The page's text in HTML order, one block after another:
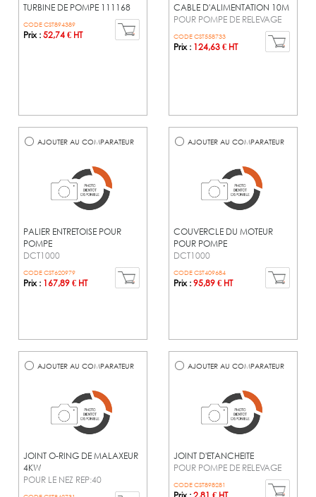
TURBINE DE POMPE 111168
CODE CST894389
Prix :52,74 € HT
CABLE D'ALIMENTATION 10M
POUR POMPE DE RELEVAGE
CODE CST558733
Prix : 124,63 € HT
AJOUTER AU COMPARATEUR
PALIER ENTRETOISE POUR
POMPE
DCT1000
CODE CST620979
Prix : 167,89 € HT
AJOUTER AU COMPARATEUR
COUVERCLE DU MOTEUR
POUR POMPE
DCT1000
CODE CST409684
Prix :95,89 € HT
AJOUTER AU COMPARATEUR
JOINT O-RING DE MALAXEUR
4KW
POUR LE NEZ REP:40
AJOUTER AU COMPARATEUR
JOINT D'ETANCHEITE
POUR POMPE DE RELEVAGE
CODE CST898281